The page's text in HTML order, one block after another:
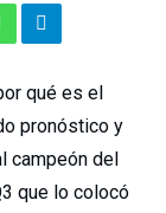
qué es el
pronóstico y
campeón del
que lo colocó